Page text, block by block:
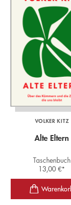
VOLKER KITZ
Alte Eltern
Taschenbuch
13,00€*